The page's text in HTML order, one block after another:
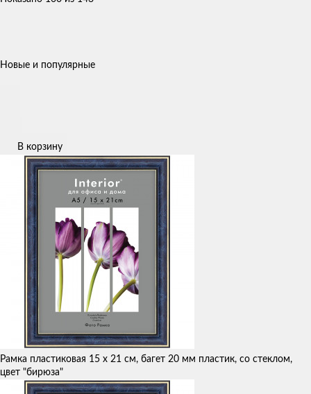
Новые и популярные
В корзину
Рамка пластиковая 15 х 21 см, багет 20 мм пластик, со стеклом,
цвет "бирюза"